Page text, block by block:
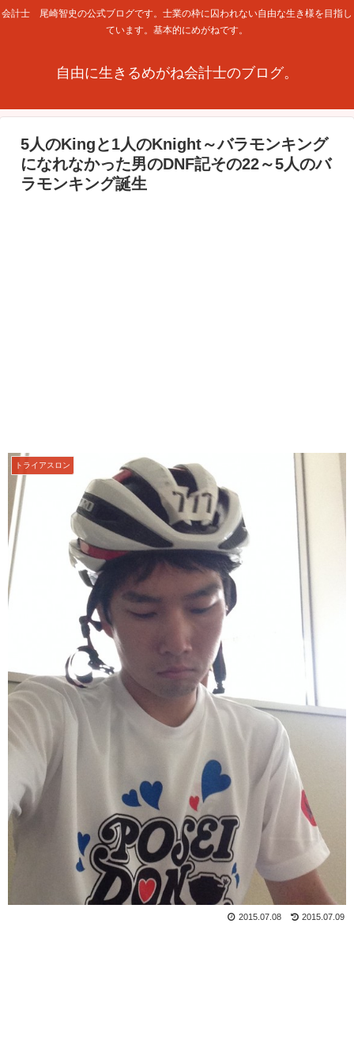
会計士 尾崎智史の公式ブログです。士業の枠に囚われない自由な生き様を目指し
ています。基本的にめがねです。
自由に生きるめがね会計士のブログ。
5人のKingと1人のKnight～バラモンキング
になれなかった男のDNF記その22～5人のバ
ラモンキング誕生
トライアスロン
2015.07.09
2015.07.08